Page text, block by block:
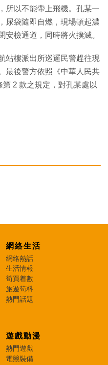
所以不能帶上飛機。孔某一
尿袋隨即自燃，現場頓起濃
安檢通道，同時將火撲滅。
站樓派出所巡邏民警趕往現
最後警方依照《中華人民共
2 款之規定，對孔某處以
網絡生活
網絡熱話
生活情報
筍買着數
旅遊筍料
熱門話題
遊戲動漫
熱門遊戲
電競裝備